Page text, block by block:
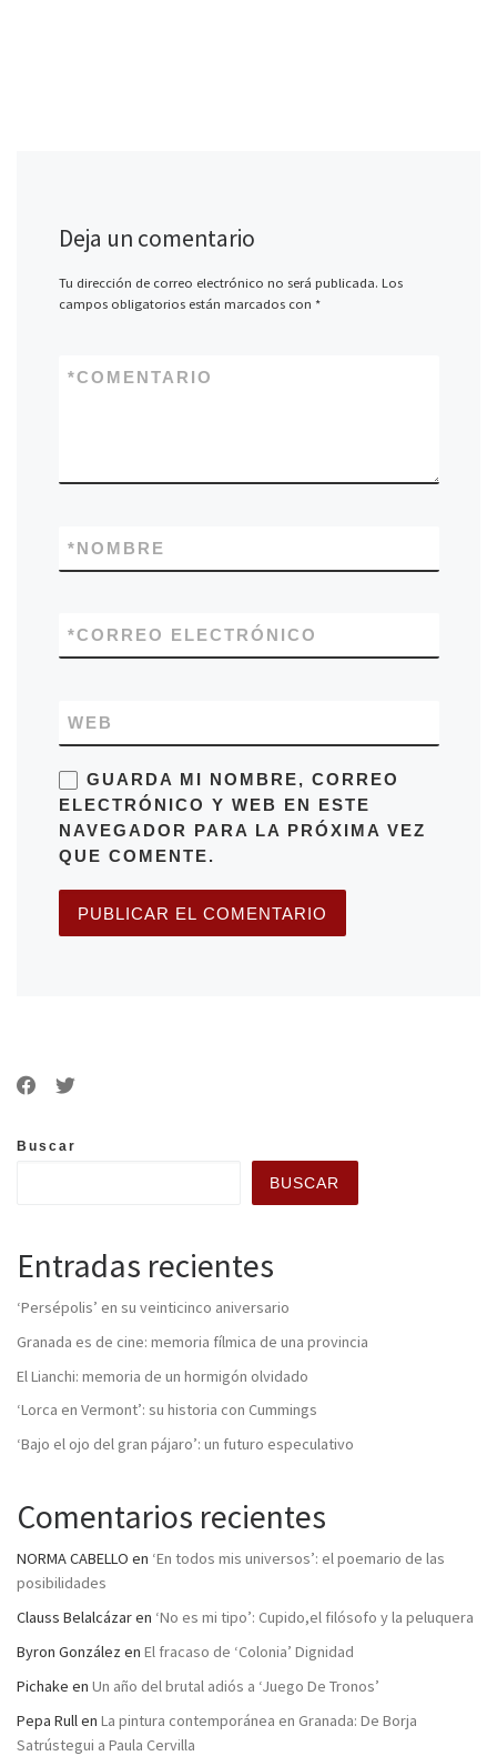
Deja un comentario
Tu dirección de correo electrónico no será publicada. Los
campos obligatorios están marcados con *
COMENTARIO
*
NOMBRE
*
CORREO ELECTRÓNICO
*
WEB
GUARDA MI NOMBRE, CORREO
ELECTRÓNICO Y WEB EN ESTE
NAVEGADOR PARA LA PRÓXIMA VEZ
QUE COMENTE.
Buscar
BUSCAR
Entradas recientes
‘Persépolis’ en su veinticinco aniversario
Granada es de cine: memoria fílmica de una provincia
El Lianchi: memoria de un hormigón olvidado
‘Lorca en Vermont’: su historia con Cummings
‘Bajo el ojo del gran pájaro’: un futuro especulativo
Comentarios recientes
NORMA CABELLO en ‘En todos mis universos’: el poemario de las
posibilidades
Clauss Belalcázaren ‘No es mi tipo’: Cupido,el filósofo y la peluquera
Byron González en El fracaso de ‘Colonia’ Dignidad
Pichake en Un año del brutal adiós a ‘Juego De Tronos’
Pepa Rullen La pintura contemporánea en Granada: De Borja
Satrústegui a Paula Cervilla